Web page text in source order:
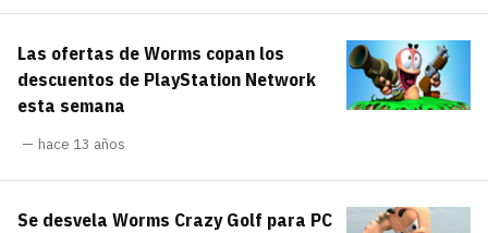
Las ofertas de Worms copan los
descuentos de PlayStation Network
esta semana
hace 13 años
Se desvela Worms Crazy Golf para PC
¿Ya tienes cuenta?